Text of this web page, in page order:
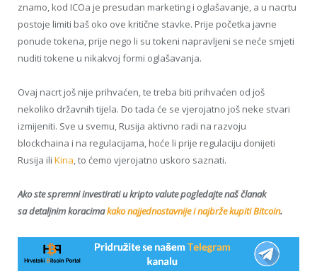
znamo, kod ICOa je presudan marketing i oglašavanje, a u nacrtu
postoje limiti baš oko ove kritične stavke. Prije početka javne
ponude tokena, prije nego li su tokeni napravljeni se neće smjeti
nuditi tokene u nikakvoj formi oglašavanja.
Ovaj nacrt još nije prihvaćen, te treba biti prihvaćen od još
nekoliko državnih tijela. Do tada će se vjerojatno još neke stvari
izmijeniti. Sve u svemu, Rusija aktivno radi na razvoju
blockchaina i na regulacijama, hoće li prije regulaciju donijeti
Rusija ili Kina, to ćemo vjerojatno uskoro saznati.
Ako ste spremni investirati u kripto valute pogledajte naš članak
sa detaljnim koracimakako najjednostavnije i najbrže kupiti Bitcoin.